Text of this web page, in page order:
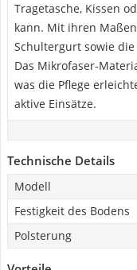
Tragetasche, Kissen
kann. Mit ihren
Schultergurt sowie
Das Mikrofaser-
was die Pflege
aktive Einsätze.
Technische Details
Modell
Festigkeit des Bodens
Polsterung